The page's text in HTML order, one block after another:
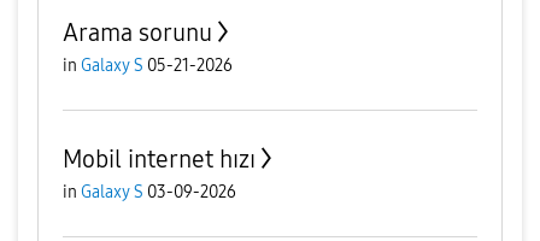
Arama sorunu
in Galaxy S 05-21-2026
Mobil internet hızı
in Galaxy S 03-09-2026